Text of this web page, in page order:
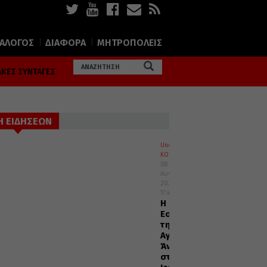
ΔΙΑΦΟΡΑ ΜΗΤΡΟΠΟΛΕΙΣ
ΣΥΝΤΑΓΕΣ
ΕΙΔΗΣΕΩΝ
Uncategorized
ΚΟΣΜΟΣ
08
Αυγούστου
2026
17:45
Η
Εορτή
της
Αγίας
Άννης
στα